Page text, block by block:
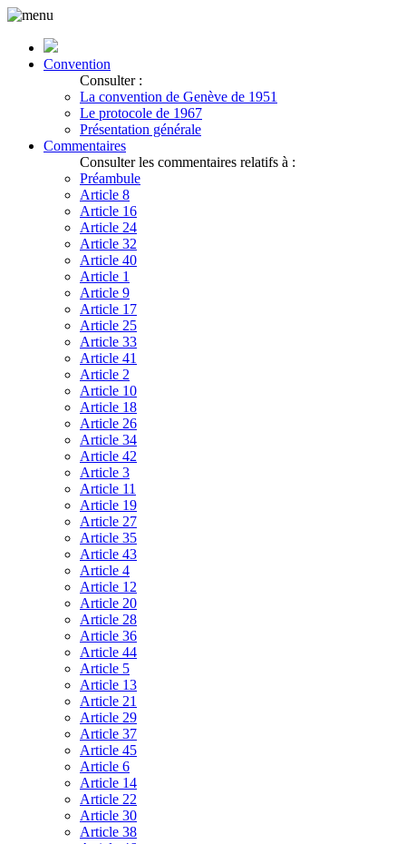
Convention
Consulter :
La convention de Genève de 1951
Le protocole de 1967
Présentation générale
Commentaires
Consulter les commentaires relatifs à :
Préambule
Article 8
Article 16
Article 24
Article 32
Article 40
Article 1
Article 9
Article 17
Article 25
Article 33
Article 41
Article 2
Article 10
Article 18
Article 26
Article 34
Article 42
Article 3
Article 11
Article 19
Article 27
Article 35
Article 43
Article 4
Article 12
Article 20
Article 28
Article 36
Article 44
Article 5
Article 13
Article 21
Article 29
Article 37
Article 45
Article 6
Article 14
Article 22
Article 30
Article 38